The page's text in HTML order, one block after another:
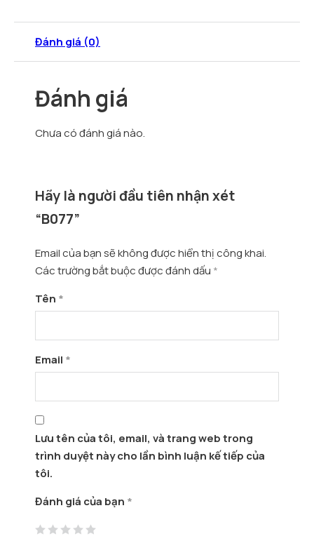
Đánh giá (0)
Đánh giá
Chưa có đánh giá nào.
Hãy là người đầu tiên nhận xét
“B077”
Email của bạn sẽ không được hiển thị công khai.
Các trường bắt buộc được đánh dấu *
Tên *
Email *
Lưu tên của tôi, email, và trang web trong
trình duyệt này cho lần bình luận kế tiếp của
tôi.
Đánh giá của bạn *